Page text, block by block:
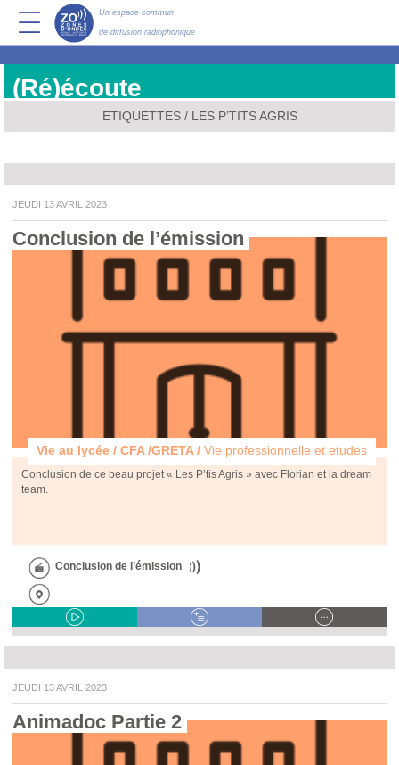
Un espace commun
de diffusion radiophonique
(Ré)écoute
ETIQUETTES / LES P’TITS AGRIS
JEUDI 13 AVRIL 2023
Conclusion de l’émission
Vie au lycée / CFA /GRETA / Vie professionnelle et etudes
Conclusion de ce beau projet « Les P’tis Agris » avec Florian et la dream
team.
Conclusion de l’émission
JEUDI 13 AVRIL 2023
Animadoc Partie 2